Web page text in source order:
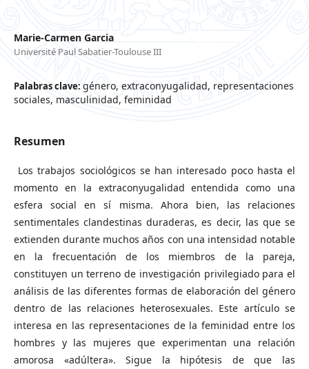
Marie-Carmen Garcia
Université Paul Sabatier-Toulouse III
Palabras clave: género, extraconyugalidad, representaciones
sociales, masculinidad, feminidad
Resumen
Los trabajos sociológicos se han interesado poco hasta el
momento en la extraconyugalidad entendida como una
esfera social en sí misma. Ahora bien, las relaciones
sentimentales clandestinas duraderas, es decir, las que se
extienden durante muchos años con una intensidad notable
en la frecuentación de los miembros de la pareja,
constituyen un terreno de investigación privilegiado para el
análisis de las diferentes formas de elaboración del género
dentro de las relaciones heterosexuales. Este artículo se
interesa en las representaciones de la feminidad entre los
hombres y las mujeres que experimentan una relación
amorosa «adúltera». Sigue la hipótesis de que las